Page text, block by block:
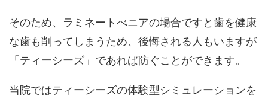
そのため、
ラミネートべニアの場合ですと歯を健康
な歯も削ってしまうため、後悔される人もいますが
「ティーシーズ」であれば防ぐことができます。
当院ではティーシーズの体験型シミュレーションを